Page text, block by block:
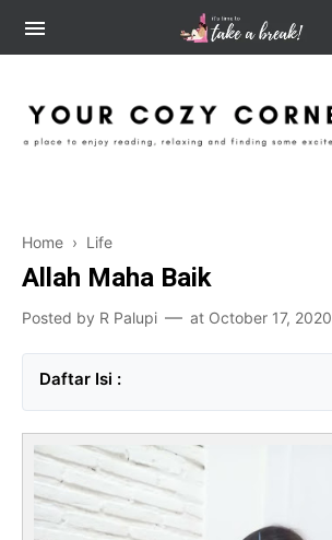
Home › Life
Allah Maha Baik
Posted by R Palupi at October 17, 2020